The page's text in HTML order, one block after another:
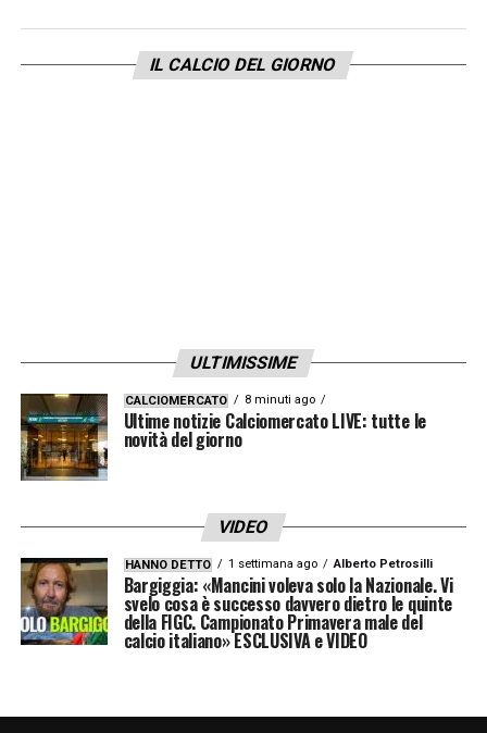
IL CALCIO DEL GIORNO
ULTIMISSIME
CALCIOMERCATO 8 minuti ago
Ultime notizie Calciomercato LIVE: tutte le
novità del giorno
VIDEO
HANNO DETTO 1 settimana ago Alberto Petrosilli
Bargiggia: «Mancini voleva solo la Nazionale. Vi
svelo cosa è successo davvero dietro le quinte
della FIGC. Campionato Primavera male del
calcio italiano» ESCLUSIVA e VIDEO